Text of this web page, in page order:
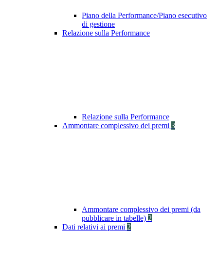
Piano della Performance/Piano esecutivo
di gestione
Relazione sulla Performance
Relazione sulla Performance
Ammontare complessivo dei premi 3
Ammontare complessivo dei premi (da
pubblicare in tabelle) 2
Dati relativi ai premi 2